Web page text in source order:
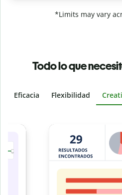
*Limits may vary
Todo lo que
Eficacia Flexibilidad
Slide 4 of 6